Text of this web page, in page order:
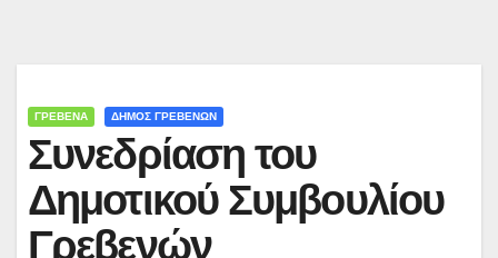
ΓΡΕΒΕΝΑ ΔΗΜΟΣ ΓΡΕΒΕΝΩΝ
Συνεδρίαση του
Δημοτικού Συμβουλίου
Γρεβενών